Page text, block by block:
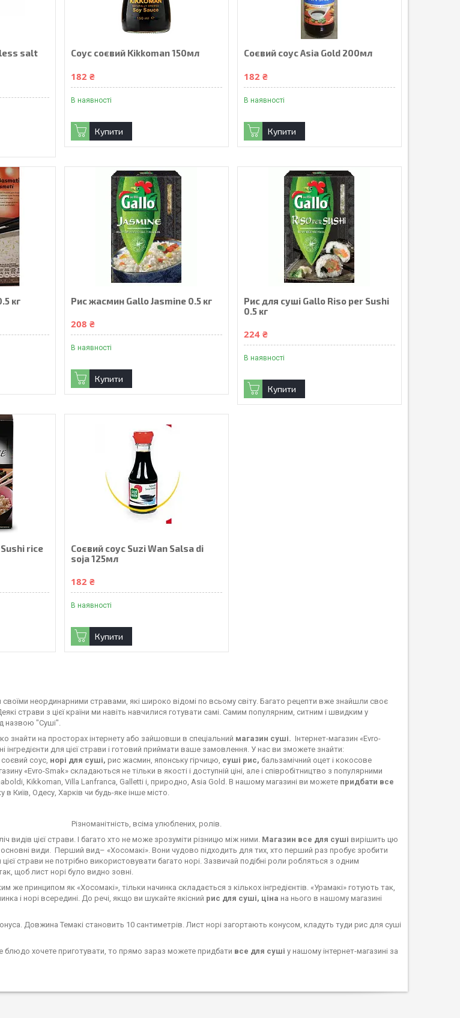
less salt
Соус соєвий Kikkoman 150мл
182 ₴
В наявності
Купити
Соєвий соус Asia Gold 200мл
182 ₴
В наявності
Купити
кг Рис жасмин Gallo Jasmine 0.5 кг
208 ₴
В наявності
Купити
Рис для суші Gallo Riso per Sushi
0.5 кг
224 ₴
В наявності
Купити
rice
Соєвий соус Suzi Wan Salsa di
soja 125мл
182 ₴
В наявності
Купити
своїми неординарними стравами, які широко відомі по всьому світу. Багато рецепти вже знайшли своє
страви з цієї країни ми навіть навчилися готувати самі. Самим популярним, ситним і швидким у
назвою "Суші".
знайти на просторах інтернету або зайшовши в спеціальний магазин суші. Інтернет-магазин «Evro-
інгредієнти для цієї страви і готовий приймати ваше замовлення. У нас ви зможете знайти:
соєвий соус, норі для суші, рис жасмин, японську гірчицю, суші рис, бальзамічний оцет і кокосове
«Evro-Smak» складаються не тільки в якості і доступній ціні, але і співробітництво з популярними
Kikkoman, Villa Lanfranca, Galletti і, природно, Asia Gold. В нашому магазині ви можете придбати все
в Київ, Одесу, Харків чи будь-яке інше місто.
Різноманітність, всіма улюблених, ролів.
цієї страви. І багато хто не може зрозуміти різницю між ними. Магазин все для суші вирішить цю
види. Перший вид– «Хосомакі». Вони чудово підходить для тих, хто перший раз пробує зробити
страви не потрібно використовувати багато норі. Зазвичай подібні роли робляться з одним
щоб лист норі було видно зовні.
же принципом як «Хосомакі», тільки начинка складається з кількох інгредієнтів. «Урамакі» готують так,
і норі всередині. До речі, якщо ви шукайте якісний рис для суші, ціна на нього в нашому магазині
Довжина Темакі становить 10 сантиметрів. Лист норі загортають конусом, кладуть туди рис для суші
хочете приготувати, то прямо зараз можете придбати все для суші у нашому інтернет-магазині за